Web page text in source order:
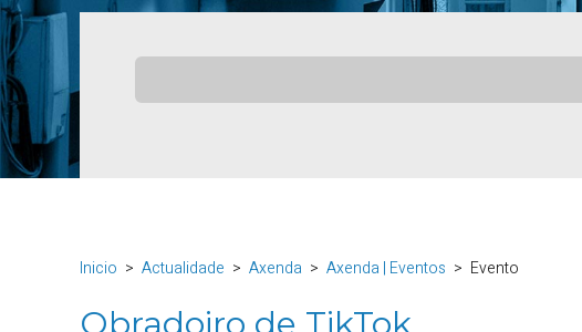
Inicio Actualidade Axenda Axenda | Eventos Evento
Obradoiro de TikTok